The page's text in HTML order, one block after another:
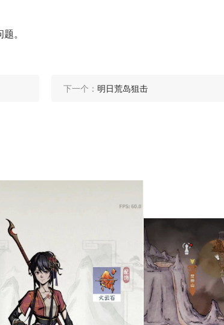
。
下一个： 明日荒岛狙击